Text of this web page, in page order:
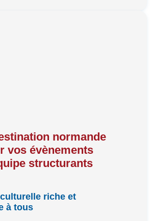
normande
vos évènements
structurants
riche et
à tous